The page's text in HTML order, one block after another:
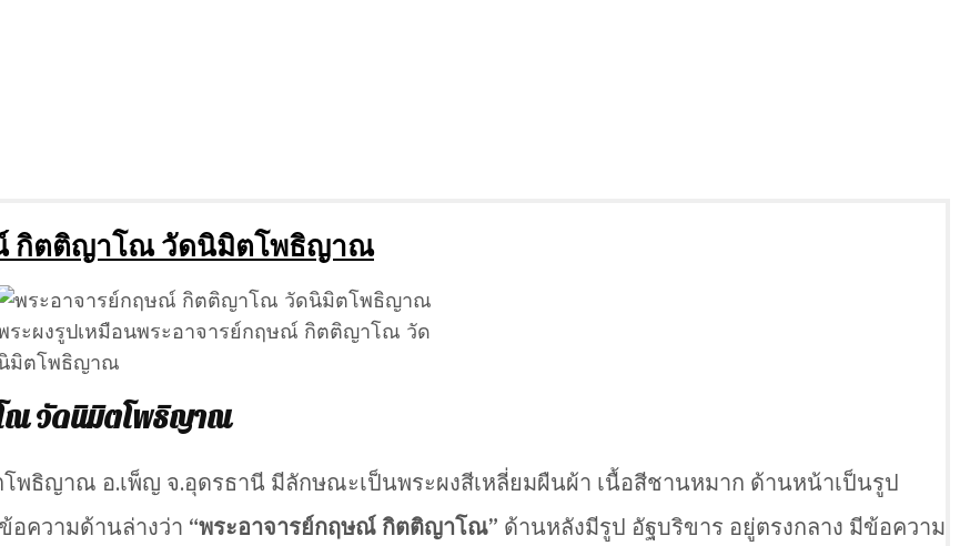
กิตติญาโณ วัดนิมิตโพธิญาณ
ระผงรูปเหมือนพระอาจารย์กฤษณ์ กิตติญาโณ วัด
มิตโพธิญาณ
ณ วัดนิมิตโพธิญาณ
ธิญาณ อ.เพ็ญ จ.อุดรธานี มีลักษณะเป็นพระผงสีเหลี่ยมผืนผ้า เนื้อสีชานหมาก ด้านหน้าเป็นรูป
อความด้านล่างว่า “พระอาจารย์กฤษณ์ กิตติญาโณ” ด้านหลังมีรูป อัฐบริขาร อยู่ตรงกลาง มีข้อความ